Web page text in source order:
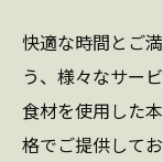
快適な時間とご
う、様々なサー
食材を使用した
格でご提供して